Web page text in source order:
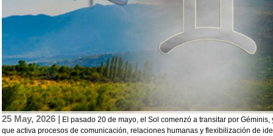
25 May, 2026 | El pasado 20 de mayo, el Sol comenzó a transitar por
que activa procesos de comunicación, relaciones humanas y flexibilización de